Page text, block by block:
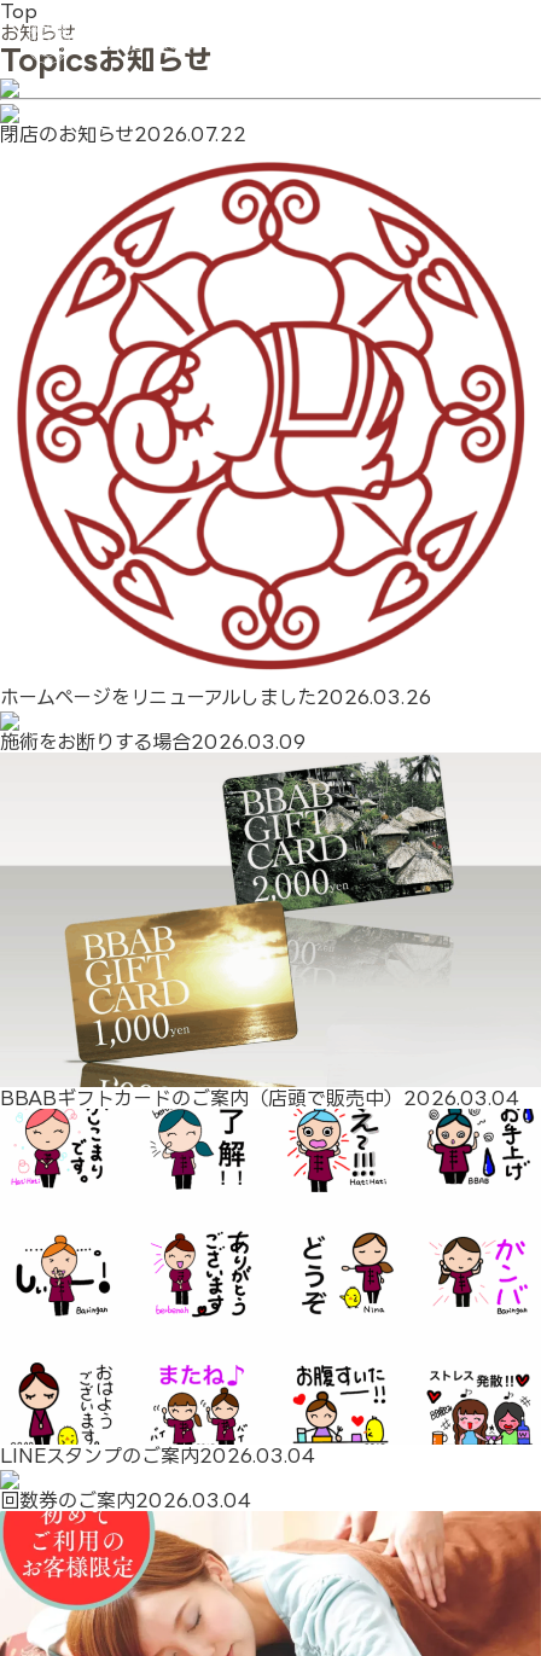
ホーム
BBABの想い
会社案内
店舗検索
コースメニュー
ブランド紹介
お知らせ
採用情報
お問合せ
Top
お知らせ
Topicsお知らせ
閉店のお知らせ2026.07.22
ホームページをリニューアルしました2026.03.26
施術をお断りする場合2026.03.09
BBABギフトカードのご案内（店頭で販売中） 2026.03.04
LINEスタンプのご案内2026.03.04
回数券のご案内2026.03.04